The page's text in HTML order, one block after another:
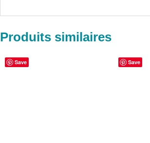
Produits similaires
Save Save